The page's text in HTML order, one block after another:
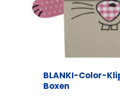
BLANKI-Color-
Boxen